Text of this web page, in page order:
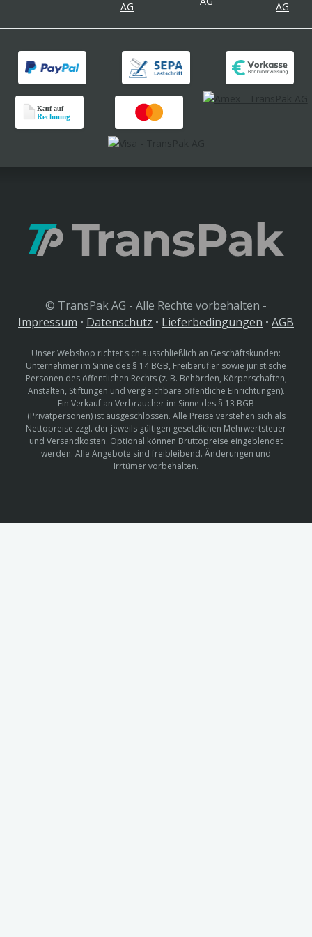
© TransPak AG - Alle Rechte vorbehalten -
Impressum • Datenschutz • Lieferbedingungen • AGB
Unser Webshop richtet sich ausschließlich an Geschäftskunden:
Unternehmer im Sinne des § 14 BGB, Freiberufler sowie juristische
Personen des öffentlichen Rechts (z. B. Behörden, Körperschaften,
Anstalten, Stiftungen und vergleichbare öffentliche Einrichtungen).
Ein Verkauf an Verbraucher im Sinne des § 13 BGB
(Privatpersonen) ist ausgeschlossen. Alle Preise verstehen sich als
Nettopreise zzgl. der jeweils gültigen gesetzlichen Mehrwertsteuer
und Versandkosten. Optional können Bruttopreise eingeblendet
werden. Alle Angebote sind freibleibend. Änderungen und
Irrtümer vorbehalten.